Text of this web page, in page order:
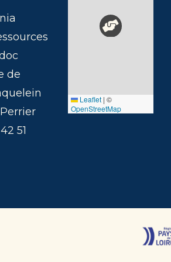
de
51
Leaflet | ©
OpenStreetMap